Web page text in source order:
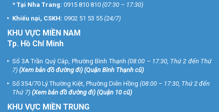
* Tại Nha Trang: 0915 810 810 (07:30 – 17:30)
Khiếu nại, CSKH: 0902 51 53 55 (24/7)
KHU VỰC MIỀN NAM
Tp. Hồ Chí Minh
Số 3A Trần Quý Cáp, Phường Bình Thạnh (08:00 – 17:30, Thứ 2 đến Thứ
7) (Xem bản đồ đường đi) (Quận Bình Thạnh cũ)
Số 354/70 Lý Thường Kiệt, Phường Diên Hồng (08:00 – 17:30, Thứ 2 đến
Thứ 7) (Xem bản đồ đường đi) (Quận 10 cũ)
KHU VỰC MIỀN TRUNG